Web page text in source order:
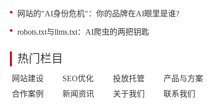
网站的"AI身份危机"：你的品牌在AI眼里是谁?
robots.txt与llms.txt：AI爬虫的两把钥匙
热门栏目
网站建设 SEO优化 投放托管
产品与方案
合作案例
新闻资讯 关于我们 联系我们